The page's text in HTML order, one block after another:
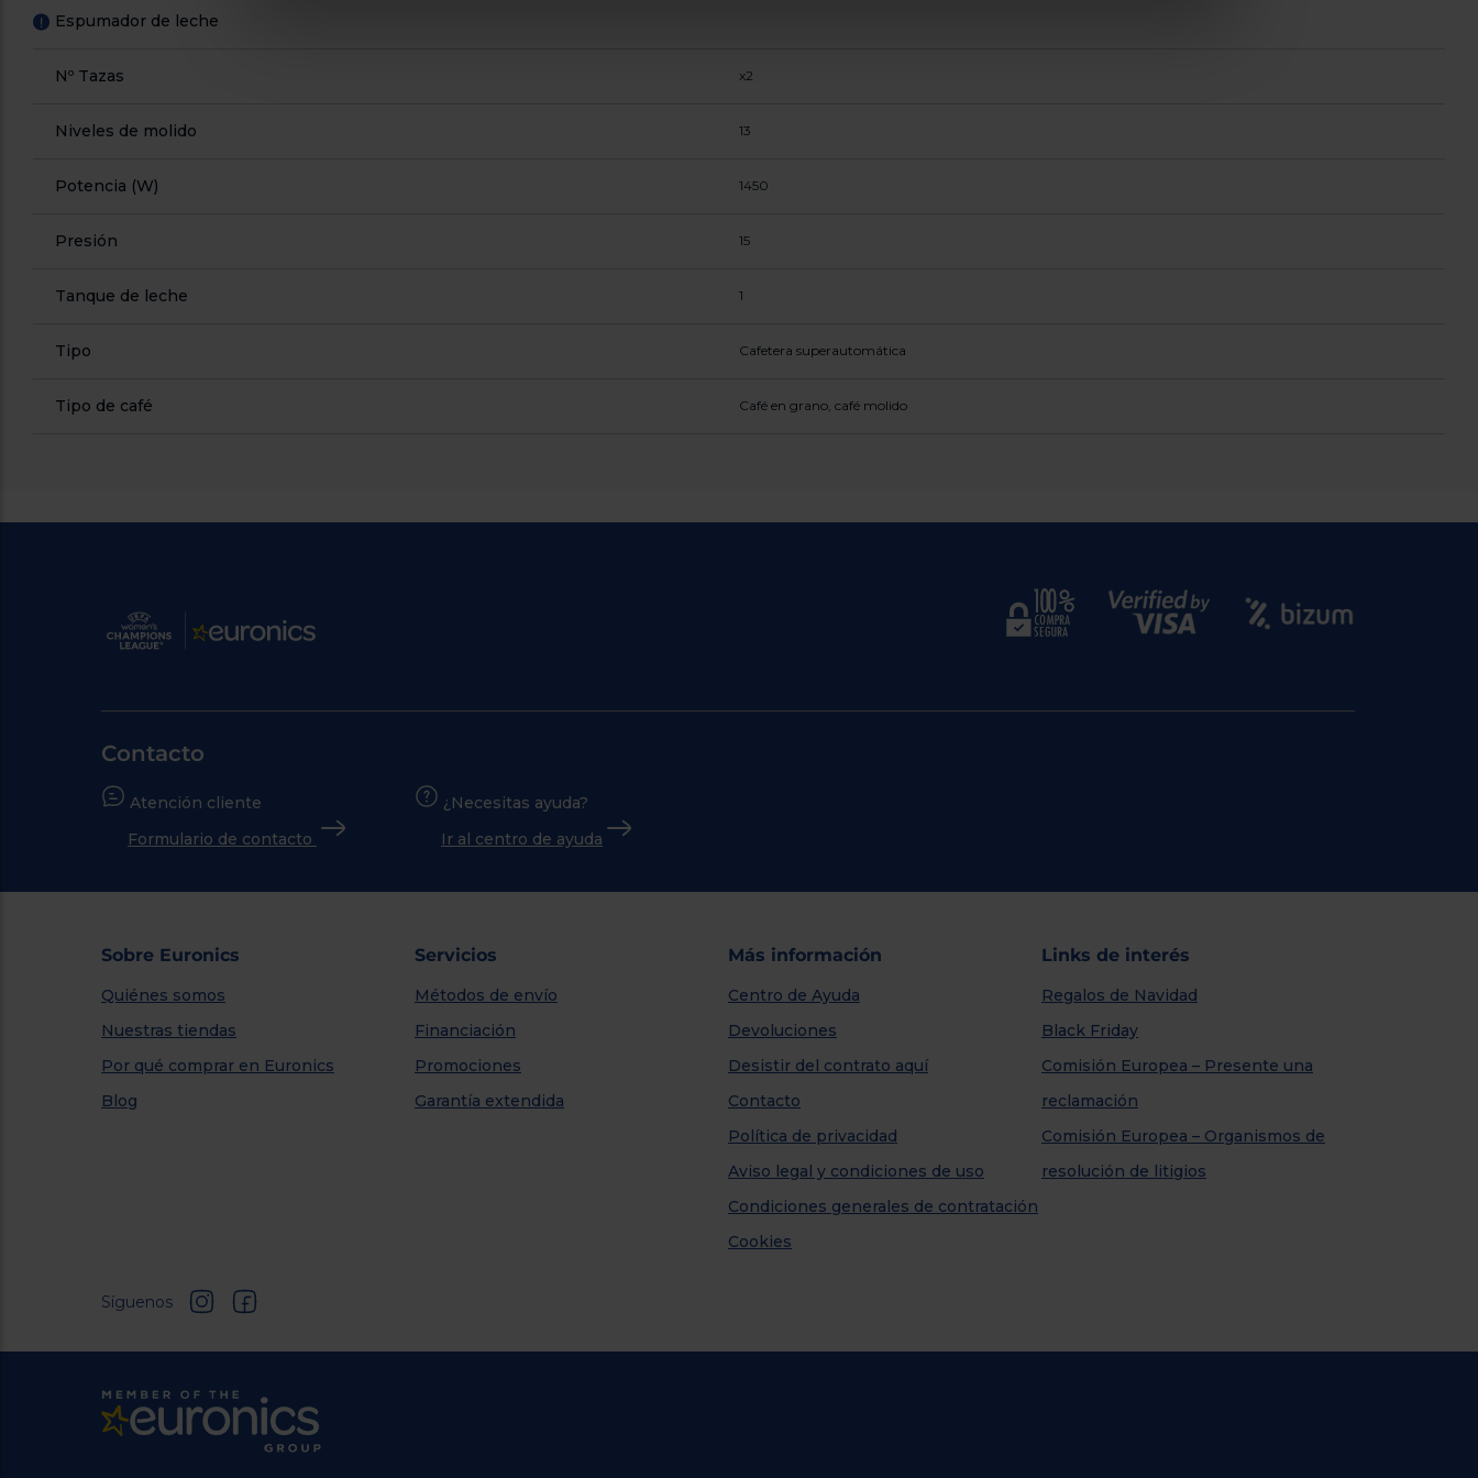
! Espumador de leche
Nº Tazas x2
Niveles de molido 13
Potencia (W) 1450
Presión 15
Tanque de leche 1
Tipo Cafetera superautomática
Tipo de café Café en grano, café molido
Contacto
Atención cliente
Formulario de contacto
¿Necesitas ayuda?
Ir al centro de ayuda
Sobre Euronics
Quiénes somos
Nuestras tiendas
Por qué comprar en Euronics
Blog
Servicios
Métodos de envío
Financiación
Promociones
Garantía extendida
Más información
Centro de Ayuda
Devoluciones
Desistir del contrato aquí
Contacto
Política de privacidad
Aviso legal y condiciones de uso
Condiciones generales de contratación
Cookies
Links de interés
Regalos de Navidad
Black Friday
Comisión Europea – Presente una
reclamación
Comisión Europea – Organismos de
resolución de litigios
Síguenos